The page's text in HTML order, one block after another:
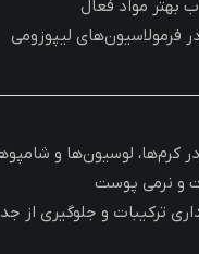
مواد فعال
فرمولاسیون‌های لیپوزومی
کرم‌ها، لوسیون‌ها و
و نرمی پوست
ترکیبات و جلوگیری از